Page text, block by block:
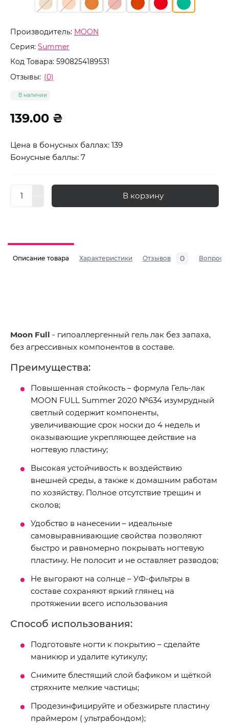
Производитель: MOON
Серия: Summer
Код Товара: 5908254189531
Отзывы: (0)
В наличии
139.00 ₴
Цена в бонусных баллах: 139
Бонусные баллы: 7
В корзину
Описание товара Характеристики Отзывов 0 Вопросы
Moon Full - гипоаллергенный гель лак без запаха,
без агрессивных компонентов в составе.
Преимущества:
Повышенная стойкость – формула Гель-лак
MOON FULL Summer 2020 №634 изумрудный
светлый содержит компоненты,
увеличивающие срок носки до 4 недель и
оказывающие укрепляющее действие на
ногтевую пластину;
Высокая устойчивость к воздействию
внешней среды, а также к домашним работам
по хозяйству. Полное отсутствие трещин и
сколов;
Удобство в нанесении – идеальные
самовыравнивающие свойства позволяют
быстро и равномерно покрывать ногтевую
пластину. Не полосит и не оставляет разводов;
Не выгорают на солнце – УФ-фильтры в
составе сохраняют яркий глянец на
протяжении всего использования
Способ использования:
Подготовьте ногти к покрытию – сделайте
маникюр и удалите кутикулу;
Снимите блестящий слой бафиком и щёткой
стряхните мелкие частицы;
Продезинфицируйте и обезжирьте пластину
праймером ( ультрабондом);